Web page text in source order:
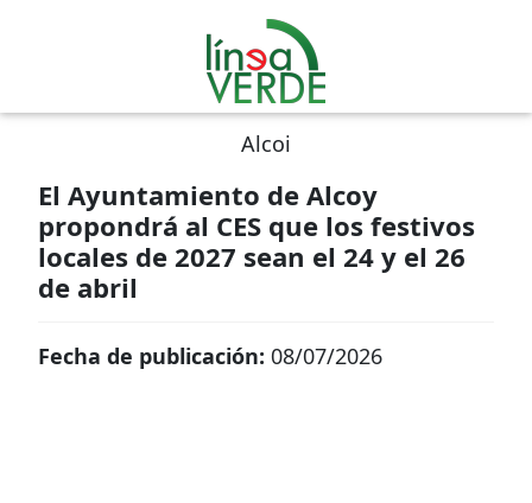
Alcoi
El Ayuntamiento de Alcoy
propondrá al CES que los festivos
locales de 2027 sean el 24 y el 26
de abril
Fecha de publicación: 08/07/2026